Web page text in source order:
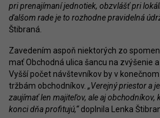
pri prenajímaní jednotiek, obzvlášť pri
ďalšom rade je to rozhodne pravidelná
Štibraná.
Zavedením aspoň niektorých zo
mať Obchodná ulica šancu na zvýšenie
Vyšší počet návštevníkov by v
tržbám obchodníkov. „Verejný priestor a
zaujímať len majiteľov, ale aj obchodníkov,
konci dňa profitujú,“doplnila Lenka